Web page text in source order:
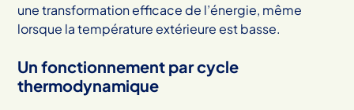
une transformation efficace de l’énergie, même
lorsque la température extérieure est basse.
Un fonctionnement par cycle
thermodynamique